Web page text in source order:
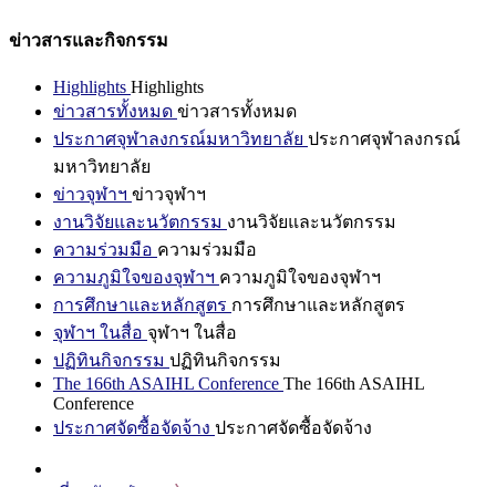
ข่าวสารและกิจกรรม
Highlights Highlights
ข่าวสารทั้งหมด ข่าวสารทั้งหมด
ประกาศจุฬาลงกรณ์มหาวิทยาลัย ประกาศจุฬาลงกรณ์
มหาวิทยาลัย
ข่าวจุฬาฯ ข่าวจุฬาฯ
งานวิจัยและนวัตกรรม งานวิจัยและนวัตกรรม
ความร่วมมือ ความร่วมมือ
ความภูมิใจของจุฬาฯ ความภูมิใจของจุฬาฯ
การศึกษาและหลักสูตร การศึกษาและหลักสูตร
จุฬาฯ ในสื่อ จุฬาฯ ในสื่อ
ปฏิทินกิจกรรม ปฏิทินกิจกรรม
The 166th ASAIHL Conference The 166th ASAIHL
Conference
ประกาศจัดซื้อจัดจ้าง ประกาศจัดซื้อจัดจ้าง